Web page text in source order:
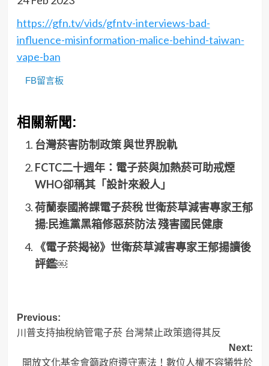
https://gfn.tv/vids/gfntv-interviews-bad-
influence-misinformation-malice-behind-taiwan-
vape-ban
FB留言板
相關新聞:
台灣菸害防制政策 與世界脫軌
FCTC二十週年：電子菸與加熱菸可助戒煙
WHO卻稱其「設計來殺人」
荷蘭泰國將課電子菸稅 世衛菸草減害專家王郁
揚:民進黨黑箱修惡菸防法 殘害國民健康
《電子菸揭祕》世衛菸草減害專家王郁揚讀後
評鑑￼
Post
navigation
Previous:
川普支持抽稅納管電子菸 台灣禁止政策適得其反
Next:
開放文化基金會籲政府遵守憲法！數位人權不容犧牲於